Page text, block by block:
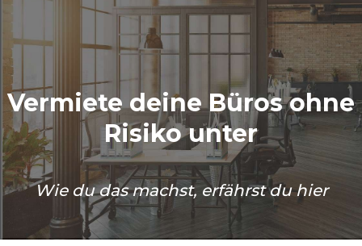
Vermiete deine Büros ohne
Risiko unter
Wie du das machst, erfährst du hier